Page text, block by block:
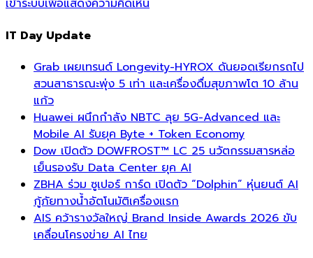
เข้าระบบเพื่อแสดงความคิดเห็น
IT Day Update
Grab เผยเทรนด์ Longevity-HYROX ดันยอดเรียกรถไป
สวนสาธารณะพุ่ง 5 เท่า และเครื่องดื่มสุขภาพโต 10 ล้าน
แก้ว
Huawei ผนึกกำลัง NBTC ลุย 5G-Advanced และ
Mobile AI รับยุค Byte + Token Economy
Dow เปิดตัว DOWFROST™ LC 25 นวัตกรรมสารหล่อ
เย็นรองรับ Data Center ยุค AI
ZBHA ร่วม ซูเปอร์ การ์ด เปิดตัว “Dolphin” หุ่นยนต์ AI
กู้ภัยทางน้ำอัตโนมัติเครื่องแรก
AIS คว้ารางวัลใหญ่ Brand Inside Awards 2026 ขับ
เคลื่อนโครงข่าย AI ไทย